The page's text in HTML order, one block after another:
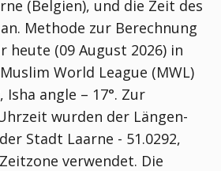
(Belgien), und die Zeit des
Methode zur Berechnung
heute (09 August 2026) in
Muslim World League (MWL)
Isha angle – 17°. Zur
wurden der Längen-
Stadt Laarne - 51.0292,
verwendet. Die